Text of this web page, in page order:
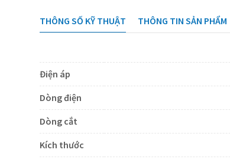
THÔNG SỐ KỸ THUẬT THÔNG TIN SẢN PHẨM
Điện áp
Dòng điện
Dòng cắt
Kích thước